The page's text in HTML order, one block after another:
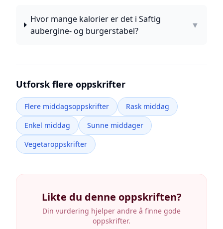
Hvor mange kalorier er det i Saftig
aubergine- og burgerstabel?
▼
Utforsk flere oppskrifter
Flere middagsoppskrifter
Rask middag
Enkel middag
Sunne middager
Vegetaroppskrifter
Likte du denne oppskriften?
Din vurdering hjelper andre å finne gode
oppskrifter.